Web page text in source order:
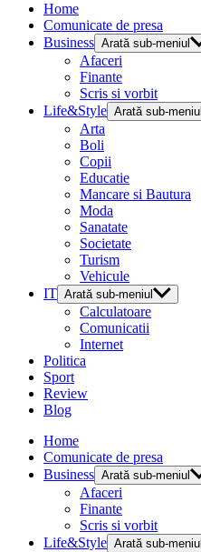
Home
Comunicate de presa
Business Arată sub-meniul
Afaceri
Finante
Scris si vorbit
Life&Style Arată sub-meniul
Arta
Boli
Copii
Educatie
Mancare si Bautura
Moda
Sanatate
Societate
Turism
Vehicule
IT Arată sub-meniul
Calculatoare
Comunicatii
Internet
Politica
Sport
Review
Blog
Home
Comunicate de presa
Business Arată sub-meniul
Afaceri
Finante
Scris si vorbit
Life&Style Arată sub-meniul